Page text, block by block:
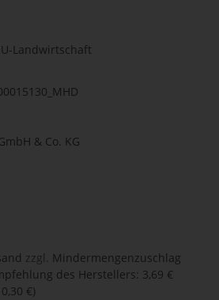
Landwirtschaft
& Co. KG
zzgl.
Mindermengenzuschlag
des Herstellers: 3,69 €
0,30 €)